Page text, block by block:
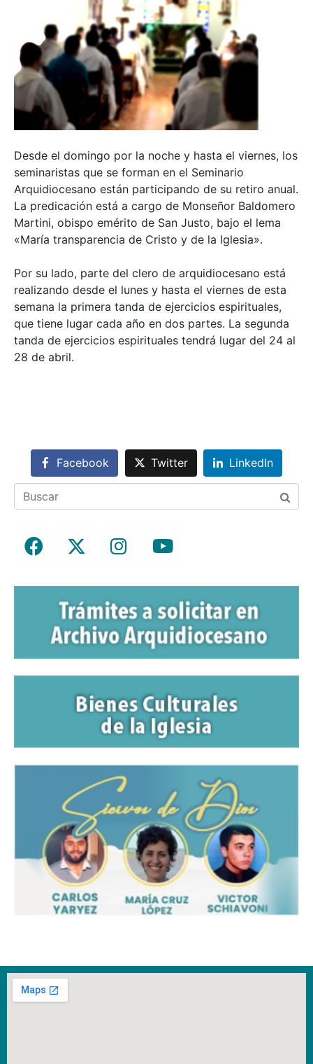
Desde el domingo por la noche y hasta el viernes, los
seminaristas que se forman en el Seminario
Arquidiocesano están participando de su retiro anual.
La predicación está a cargo de Monseñor Baldomero
Martini, obispo emérito de San Justo, bajo el lema
«María transparencia de Cristo y de la Iglesia».
Por su lado, parte del clero de arquidiocesano está
realizando desde el lunes y hasta el viernes de esta
semana la primera tanda de ejercicios espirituales,
que tiene lugar cada año en dos partes. La segunda
tanda de ejercicios espirituales tendrá lugar del 24 al
28 de abril.
Facebook Twitter LinkedIn